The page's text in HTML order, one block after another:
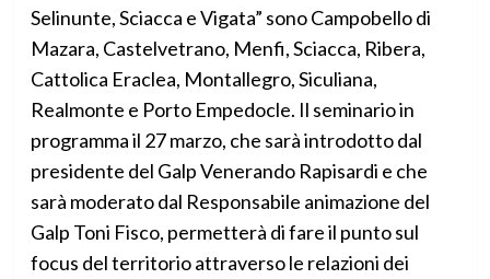
Selinunte, Sciacca e Vigata” sono Campobello di
Mazara, Castelvetrano, Menfi, Sciacca, Ribera,
Cattolica Eraclea, Montallegro, Siculiana,
Realmonte e Porto Empedocle. Il seminario in
programma il 27 marzo, che sarà introdotto dal
presidente del Galp Venerando Rapisardi e che
sarà moderato dal Responsabile animazione del
Galp Toni Fisco, permetterà di fare il punto sul
focus del territorio attraverso le relazioni dei